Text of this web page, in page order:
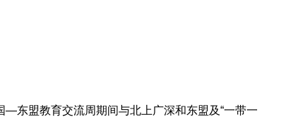
东盟教育交流周期间与北上广深和东盟及“一带一